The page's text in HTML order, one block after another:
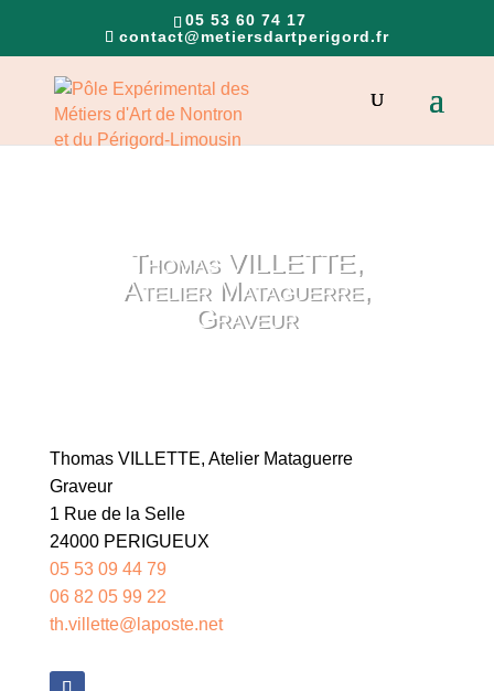
05 53 60 74 17
contact@metiersdartperigord.fr
Thomas VILLETTE,
Atelier Mataguerre,
Graveur
Thomas VILLETTE, Atelier Mataguerre
Graveur
1 Rue de la Selle
24000 PERIGUEUX
05 53 09 44 79
06 82 05 99 22
th.villette@laposte.net